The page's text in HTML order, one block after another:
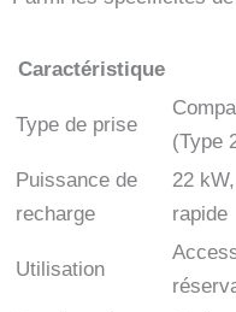
Caractéristique
Type de prise
(Type
Puissance de
recharge
22
rapide
Utilisation